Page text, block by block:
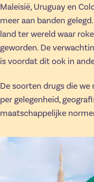
Maleisië, Uruguay en
meer aan banden
land ter wereld waar
geworden. De
is voordat dit ook in
De soorten drugs die
per gelegenheid,
maatschappelijke